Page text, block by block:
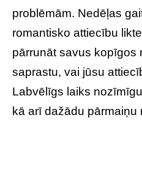
problēmām. Nedēļas
romantisko attiecību
pārrunāt savus kopīgos
saprastu, vai jūsu
Labvēlīgs laiks
kā arī dažādu pārmaiņu